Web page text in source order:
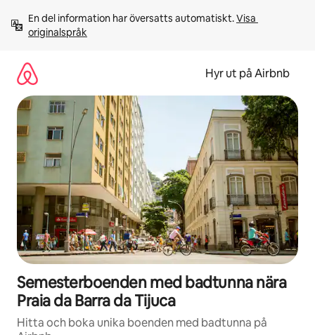
innehåll
En del information har översatts automatiskt. Visa
originalspråk
Hyr ut på Airbnb
Semesterboenden med badtunna nära
Praia da Barra da Tijuca
Hitta och boka unika boenden med badtunna på